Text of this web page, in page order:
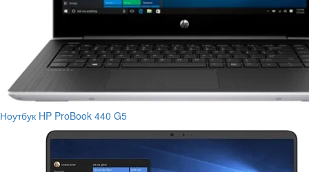
Ноутбук HP ProBook 440 G5